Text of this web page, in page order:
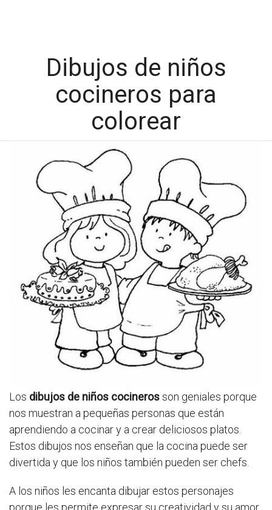
Dibujos de niños
cocineros para
colorear
Los dibujos de niños cocinerosson geniales porque
nos muestran a pequeñas personas que están
aprendiendo a cocinar y a crear deliciosos platos.
Estos dibujos nos enseñan que la cocina puede ser
divertida y que los niños también pueden ser chefs.
A los niños les encanta dibujar estos personajes
porque les permite expresar su creatividad y su amor